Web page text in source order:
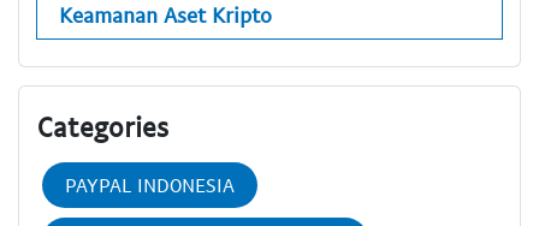
Keamanan Aset Kripto
Categories
PAYPAL INDONESIA